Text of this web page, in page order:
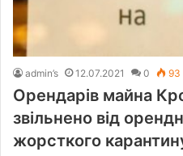
admin’s 12.07.2021 0 93
Орендарів майна
звільнено від
жорсткого